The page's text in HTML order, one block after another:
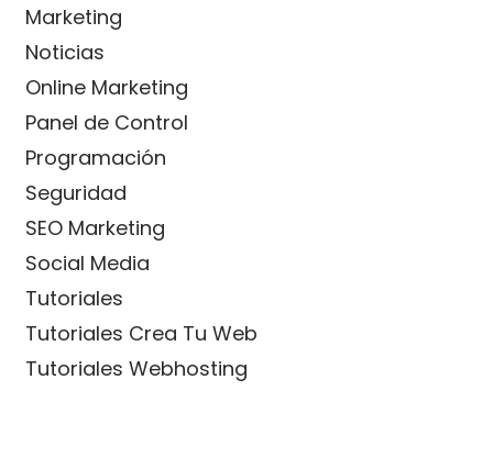
Marketing
Noticias
Online Marketing
Panel de Control
Programación
Seguridad
SEO Marketing
Social Media
Tutoriales
Tutoriales Crea Tu Web
Tutoriales Webhosting